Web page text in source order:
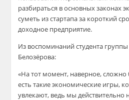
разбираться в основных законах
суметь изстартапаза короткий
доходное предприятие.
Из воспоминаний студента
Белозёрова:
«На тот момент, наверное, сложно
есть такие экономические игры,
увлекают, ведь мы действительно